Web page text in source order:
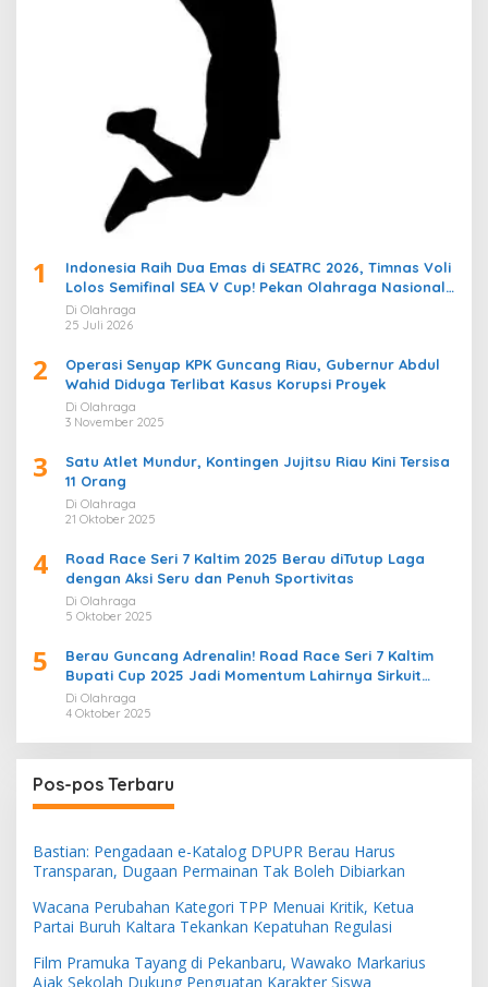
1
Indonesia Raih Dua Emas di SEATRC 2026, Timnas Voli
Lolos Semifinal SEA V Cup! Pekan Olahraga Nasional
Bergemuruh
Di Olahraga
25 Juli 2026
2
Operasi Senyap KPK Guncang Riau, Gubernur Abdul
Wahid Diduga Terlibat Kasus Korupsi Proyek
Di Olahraga
3 November 2025
3
Satu Atlet Mundur, Kontingen Jujitsu Riau Kini Tersisa
11 Orang
Di Olahraga
21 Oktober 2025
4
Road Race Seri 7 Kaltim 2025 Berau diTutup Laga
dengan Aksi Seru dan Penuh Sportivitas
Di Olahraga
5 Oktober 2025
5
Berau Guncang Adrenalin! Road Race Seri 7 Kaltim
Bupati Cup 2025 Jadi Momentum Lahirnya Sirkuit
Permanen 2026
Di Olahraga
4 Oktober 2025
Pos-pos Terbaru
Bastian: Pengadaan e-Katalog DPUPR Berau Harus
Transparan, Dugaan Permainan Tak Boleh Dibiarkan
Wacana Perubahan Kategori TPP Menuai Kritik, Ketua
Partai Buruh Kaltara Tekankan Kepatuhan Regulasi
Film Pramuka Tayang di Pekanbaru, Wawako Markarius
Ajak Sekolah Dukung Penguatan Karakter Siswa